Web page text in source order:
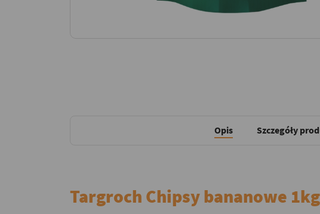
Opis Szczegóły
Targroch Chipsy bananowe